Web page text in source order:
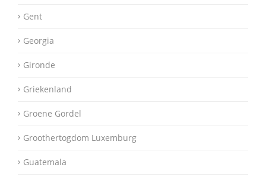
Gent
Georgia
Gironde
Griekenland
Groene Gordel
Groothertogdom Luxemburg
Guatemala